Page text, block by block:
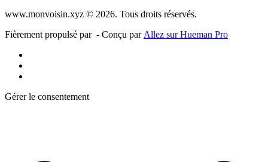
www.monvoisin.xyz © 2026. Tous droits réservés.
Fièrement propulsé par - Conçu par Allez sur Hueman Pro
Gérer le consentement